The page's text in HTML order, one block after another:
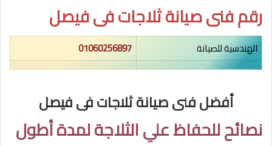
رقم فنى صيانة ثلاجات فىفيصل
الهندسية للصيانة 01060256897
أفضل فنى صيانة ثلاجات فى فيصل
نصائح للحفاظ علي الثلاجة لمدة أطول